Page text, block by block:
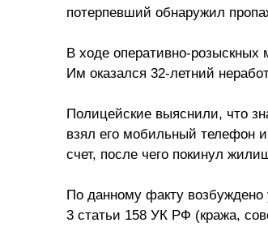
потерпевший обнаружил
В ходе оперативно-розыскных
Им оказался 32-летний
Полицейские выяснили, что
взял его мобильный телефон
счет, после чего покинул
По данному факту возбуждено
3 статьи 158 УК РФ (кража,